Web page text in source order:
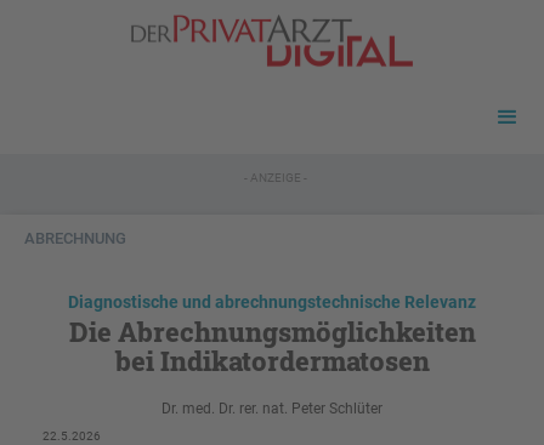
- ANZEIGE -
ABRECHNUNG
Diagnostische und abrechnungstechnische Relevanz
Die Abrechnungsmöglichkeiten
bei Indikatordermatosen
Dr. med. Dr. rer. nat. Peter Schlüter
22.5.2026